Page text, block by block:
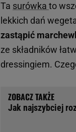
Ta surówka to
lekkich dań
zastąpić
ze składników
dressingiem.
Jak najszybciej